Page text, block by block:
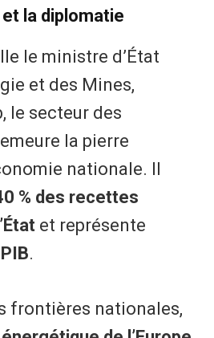
la diplomatie
le ministre d’État
et des Mines,
le secteur des
la pierre
nationale. Il
% des recettes
et représente
.
frontières nationales,